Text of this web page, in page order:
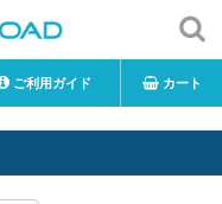
ご利用ガイド カート